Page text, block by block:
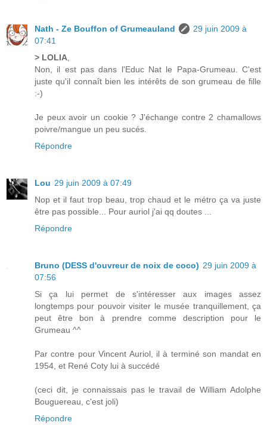
Nath - Ze Bouffon of Grumeauland
29 juin 2009 à
07:41
> LOLIA
Non, il est pas dans l'Educ Nat le Papa-Grumeau. C'est
juste qu'il connaît bien les intérêts de son grumeau de fille
:-)
Je peux avoir un cookie ? J'échange contre 2 chamallows
poivre/mangue un peu sucés.
Répondre
Lou 29 juin 2009 à 07:49
Nop et il faut trop beau, trop chaud et le métro ça va juste
être pas possible... Pour auriol j'ai qq doutes ...
Répondre
Bruno (DESS d'ouvreur de noix de coco) 29 juin 2009 à
07:56
Si ça lui permet de s'intéresser aux images assez
longtemps pour pouvoir visiter le musée tranquillement, ça
peut être bon à prendre comme description pour le
Grumeau ^^
Par contre pour Vincent Auriol, il à terminé son mandat en
1954, et René Coty lui à succédé
(ceci dit, je connaissais pas le travail de William Adolphe
Bouguereau, c'est joli)
Répondre